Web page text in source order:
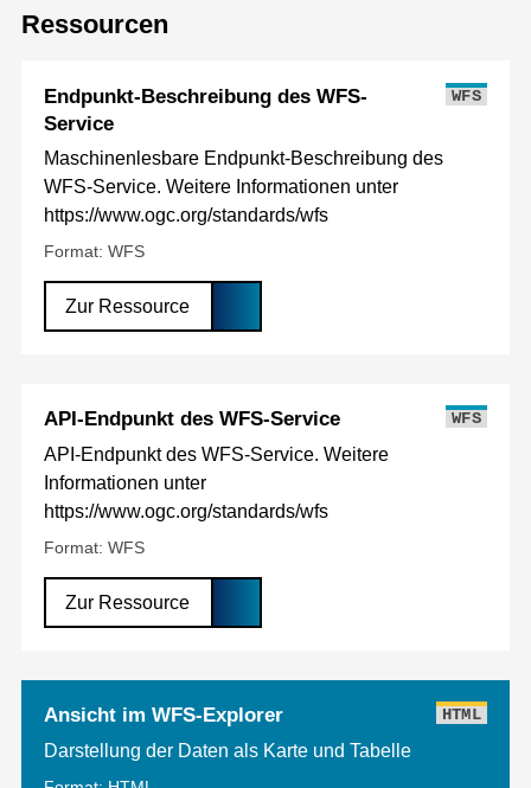
Ressourcen
Endpunkt-Beschreibung des WFS-
Service
WFS
Maschinenlesbare Endpunkt-Beschreibung des
WFS-Service. Weitere Informationen unter
https://www.ogc.org/standards/wfs
Format: WFS
Zur Ressource
API-Endpunkt des WFS-Service WFS
API-Endpunkt des WFS-Service. Weitere
Informationen unter
https://www.ogc.org/standards/wfs
Format: WFS
Zur Ressource
Ansicht im WFS-Explorer HTML
Darstellung der Daten als Karte und Tabelle